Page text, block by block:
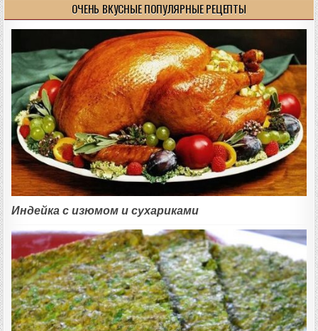
ОЧЕНЬ ВКУСНЫЕ ПОПУЛЯРНЫЕ РЕЦЕПТЫ
Индейка с изюмом и сухариками